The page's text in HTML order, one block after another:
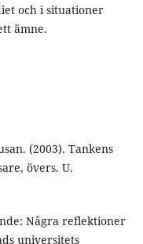
och i situationer
ämne.
(2003). Tankens
övers. U.
Några reflektioner
universitets